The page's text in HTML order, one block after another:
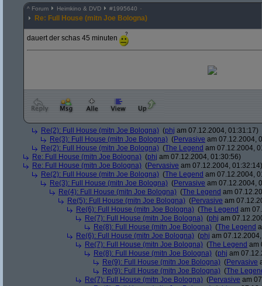
^ Forum Heimkino & DVD #1995640
Re: Full House (mitn Joe Bologna)
dauert der schas 45 minuten
Re(2): Full House (mitn Joe Bologna) (phj am 07.12.2004, 01:31:17)
Re(3): Full House (mitn Joe Bologna) (Pervasive am 07.12.2004,
Re(2): Full House (mitn Joe Bologna) (The Legend am 07.12.2004,
Re: Full House (mitn Joe Bologna) (phj am 07.12.2004, 01:30:56)
Re: Full House (mitn Joe Bologna) (Pervasive am 07.12.2004, 01:32:14)
Re(2): Full House (mitn Joe Bologna) (The Legend am 07.12.2004,
Re(3): Full House (mitn Joe Bologna) (Pervasive am 07.12.2004,
Re(4): Full House (mitn Joe Bologna) (The Legend am
Re(5): Full House (mitn Joe Bologna) (Pervasive am
Re(6): Full House (mitn Joe Bologna) (The Legend am
Re(7): Full House (mitn Joe Bologna) (phj am
Re(8): Full House (mitn Joe Bologna) (The Legend
Re(6): Full House (mitn Joe Bologna) (phj am
Re(7): Full House (mitn Joe Bologna) (The Legend am
Re(8): Full House (mitn Joe Bologna) (phj am
Re(9): Full House (mitn Joe Bologna) (Pervasive
Re(9): Full House (mitn Joe Bologna) (The
Re(7): Full House (mitn Joe Bologna) (Pervasive am